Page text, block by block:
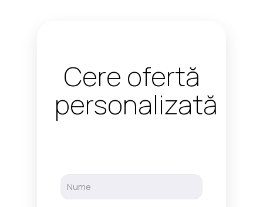
Cere ofertă
personalizată